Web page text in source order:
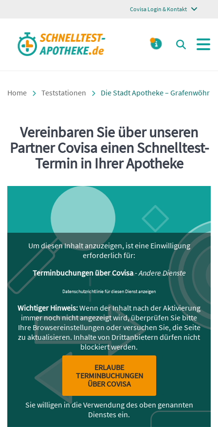
Covisa Login & Kontakt
Schnelltest Apotheke
Suchen
Home Teststationen Die Stadt Apotheke – Grafenwöhr
Einleitung
Vereinbaren Sie über unseren
Partner Covisa einen Schnelltest-
Termin in Ihrer Apotheke
Um diesen Inhalt anzuzeigen, ist eine Einwilligung
erforderlich für:
Terminbuchungen über Covisa-Andere Dienste
Datenschutzrichtlinie für diesen Dienst anzeigen
Wichtiger Hinweis:Wenn der Inhalt nach der Aktivierung
immer noch nicht angezeigt wird, überprüfen Sie bitte
Ihre Browsereinstellungen oder versuchen Sie, die Seite
zu aktualisieren. Inhalte von Drittanbietern dürfen nicht
blockiert werden.
ERLAUBE
TERMINBUCHUNGEN
ÜBER COVISA
Sie willigen in die Verwendung des oben genannten
Dienstes ein.